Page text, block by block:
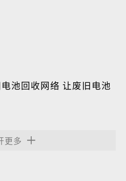
池回收网络 让废旧电池
更多